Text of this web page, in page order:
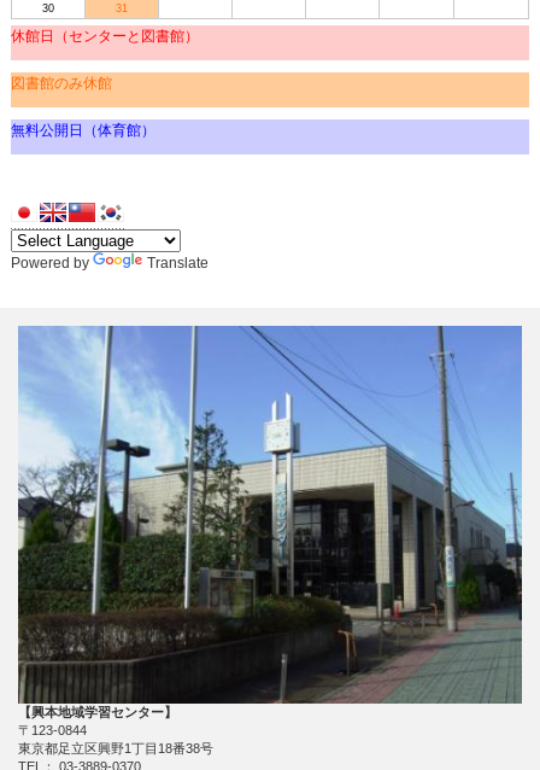
30
31
休館日（センターと図書館）
図書館のみ休館
無料公開日（体育館）
Powered by Translate
【興本地域学習センター】
〒123-0844
東京都足立区興野1丁目18番38号
TEL： 03-3889-0370